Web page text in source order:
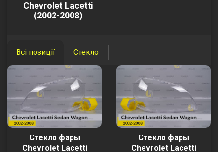
Chevrolet Lacetti
(2002-2008)
Всі позиції Стекло
Стекло фары
Chevrolet Lacetti
Стекло фары
Chevrolet Lacetti